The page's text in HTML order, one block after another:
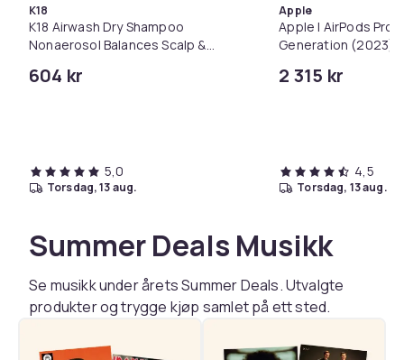
K18
K18 Airwash Dry Shampoo
Nonaerosol Balances Scalp &
604 kr
5,0
torsdag, 13 aug.
Apple
Apple | AirPods Pro
Generation (2023)
støyreduksjon - hvit
2 315 kr
4,5
torsdag, 13 aug.
Summer Deals Musikk
Se musikk under årets Summer Deals. Utvalgte
produkter og trygge kjøp samlet på ett sted.